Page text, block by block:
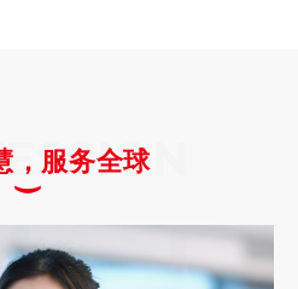
，服务全球